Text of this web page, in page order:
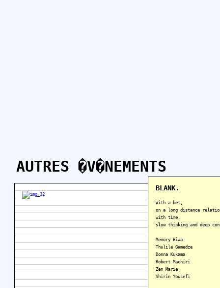
AUTRES �V�NEMENTS
BLANK.
With a bet,
on a long distance
with time,
slow thinking and deep
Memory Biwa
Thulile Gamedze
Donna Kukama
Robert Machiri
Zen Marie
Shirin Yousefi